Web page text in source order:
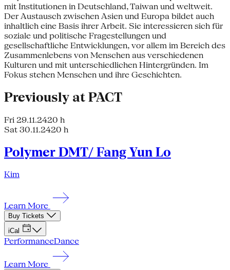
mit Institutionen in Deutschland, Taiwan und weltweit.
Der Austausch zwischen Asien und Europa bildet auch
inhaltlich eine Basis ihrer Arbeit. Sie interessieren sich für
soziale und politische Fragestellungen und
gesellschaftliche Entwicklungen, vor allem im Bereich des
Zusammenlebens von Menschen aus verschiedenen
Kulturen und mit unterschiedlichen Hintergründen. Im
Fokus stehen Menschen und ihre Geschichten.
Previously at PACT
Fri 29.11.2420 h
Sat 30.11.2420 h
Polymer DMT/ Fang Yun Lo
Kim
Learn More
Buy Tickets
iCal
PerformanceDance
Learn More